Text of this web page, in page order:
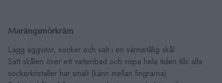
Marängsmörkräm
Lägg äggvitor, socker och salt i en värmetålig skål.
Sätt skålen över ett vattenbad och vispa hela tiden tills alla
sockerkristaller har smält (känn mellan fingrarna).